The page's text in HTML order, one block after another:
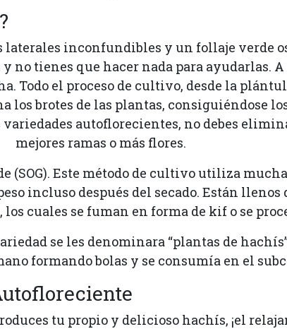
laterales inconfundibles y un follaje verde
tienes que hacer nada para ayudarlas.
Todo el proceso de cultivo, desde la
los brotes de las plantas, consiguiéndose
autoflorecientes, no debes
mejores ramas o más flores.
Este método de cultivo utiliza
incluso después del secado. Están
cuales se fuman en forma de kif o se
se les denominara “plantas de
formando bolas y se consumía en el
tu propio y delicioso hachís, ¡el